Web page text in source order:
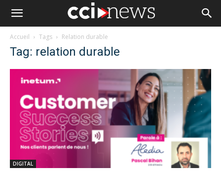
Accueil Tags Relation durable
Tag: relation durable
DIGITAL